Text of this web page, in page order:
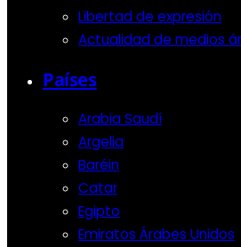
Libertad de expresión
Actualidad de medios
Países
Arabia Saudí
Argelia
Baréin
Catar
Egipto
Emiratos Árabes Unidos